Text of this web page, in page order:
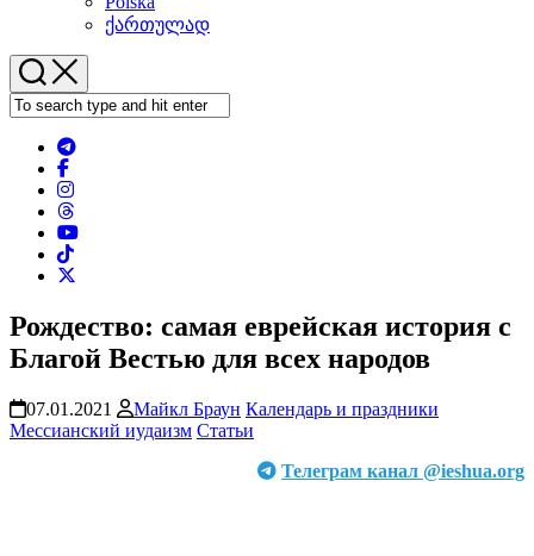
ქართულად
Рождество: самая еврейская история с
Благой Вестью для всех народов
07.01.2021 Майкл Браун Календарь и праздники
Мессианский иудаизм Статьи
Телеграм канал @ieshua.org